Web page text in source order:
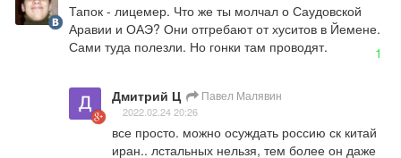
Тапок - лицемер. Что же ты молчал о Саудовской
Аравии и ОАЭ? Они отгребают от хуситов в Йемене.
Сами туда полезли. Но гонки там проводят.
1
Дмитрий Ц Павел Малявин
2022.02.24 20:26
все просто. можно осуждать россию ск китай
иран.. лстальных нельзя, тем более он даже